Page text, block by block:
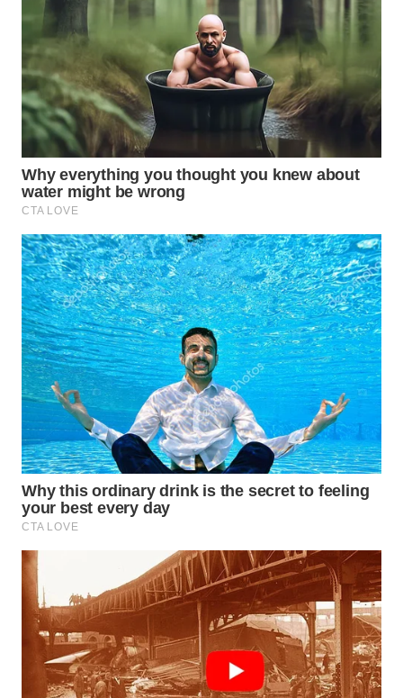
BINTAN
WN
MANDALIKA
WN
LIKUPANG
LABUANBAJO
WN
BORNEO
Wahana
Media
Group
WAHANA
NEWS
WAHANA
TANI
ADVOKAT
WAHANA
INFRASTRUKTUR